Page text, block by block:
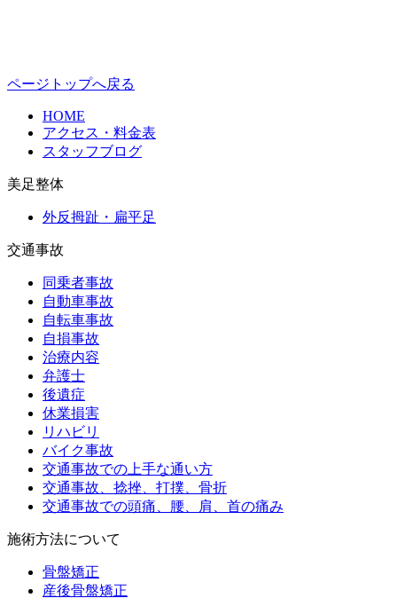
ページトップへ戻る
HOME
アクセス・料金表
スタッフブログ
美足整体
外反拇趾・扁平足
交通事故
同乗者事故
自動車事故
自転車事故
自損事故
治療内容
弁護士
後遺症
休業損害
リハビリ
バイク事故
交通事故での上手な通い方
交通事故、捻挫、打撲、骨折
交通事故での頭痛、腰、肩、首の痛み
施術方法について
骨盤矯正
産後骨盤矯正